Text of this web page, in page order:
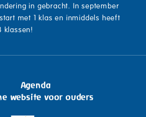
in gebracht. In september
met 1 klas en inmiddels heeft
klassen!
Agenda
website voor ouders